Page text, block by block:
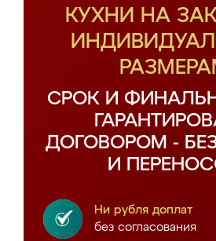
КУХНИ НА
СРОК И
ДОГОВОРОМ -
И
Ни рубля доплат
без согласования